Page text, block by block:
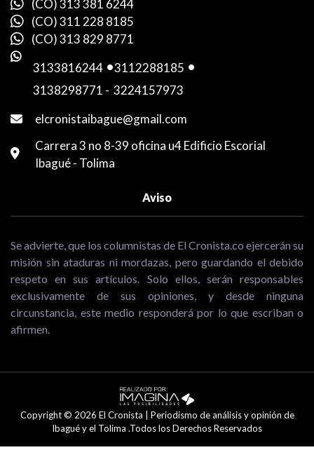
(CO) 313 381 6244
(CO) 311 228 8185
(CO) 313 829 8771
3133816244 -3112288185 -
3138298771 - 3224157973
elcronistaibague@gmail.com
Carrera 3 no 8-39 oficina u4 Edificio Escorial
Ibagué - Tolima
Aviso
Se advierte, que los columnistas de El Cronista.co ejercerán su
misión sin ataduras ni mordazas, pero guardando el debido
respeto en sus artículos. Solo ellos, serán responsables
exclusivamente de sus opiniones, y desde ninguna
circunstancia, este medio responderá por lo que escriban o
afirmen.
Copyright © 2026 El Cronista | Periodismo de análisis y opinión de
Ibagué y el Tolima .Todos los Derechos Reservados